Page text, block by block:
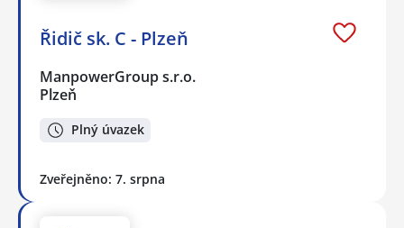
Řidič sk. C - Plzeň
ManpowerGroup s.r.o.
Plzeň
Plný úvazek
Zveřejněno: 7. srpna